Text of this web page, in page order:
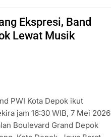
Ekspresi, Band
Lewat Musik
PWI Kota Depok ikut
jam 16:30 WIB, 7 Mei 2026
Boulevard Grand Depok